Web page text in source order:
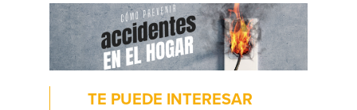
TE PUEDE INTERESAR